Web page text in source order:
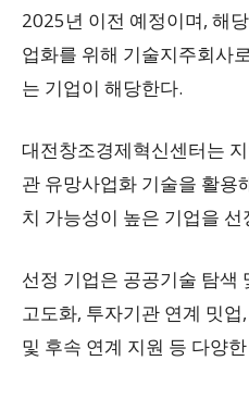
2025년 이전 예정이며, 해
업화를 위해 기술지주회사
는 기업이 해당한다.
대전창조경제혁신센터는
관 유망사업화 기술을 활용
치 가능성이 높은 기업을
선정 기업은 공공기술 탐색
고도화, 투자기관 연계 밋
및 후속 연계 지원 등 다양